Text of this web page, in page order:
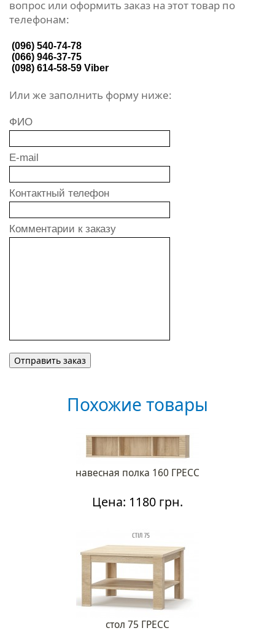
вопрос или оформить заказ на этот товар по
телефонам:
(096) 540-74-78
(066) 946-37-75
(098) 614-58-59 Viber
Или же заполнить форму ниже:
ФИО
E-mail
Контактный телефон
Комментарии к заказу
Похожие товары
навесная полка 160 ГРЕСС
Цена: 1180 грн.
стол 75 ГРЕСС